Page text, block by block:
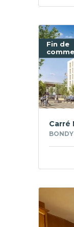
Fin de
Carré